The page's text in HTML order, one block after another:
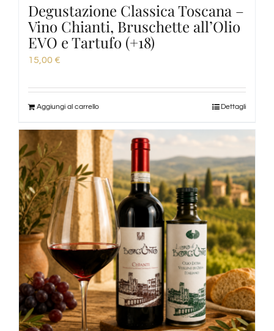
Degustazione Classica Toscana –
Vino Chianti, Bruschette all’Olio
EVO e Tartufo (+18)
15,00 €
Aggiungi al carrello Dettagli